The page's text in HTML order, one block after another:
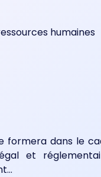
humaines
formera dans le
et